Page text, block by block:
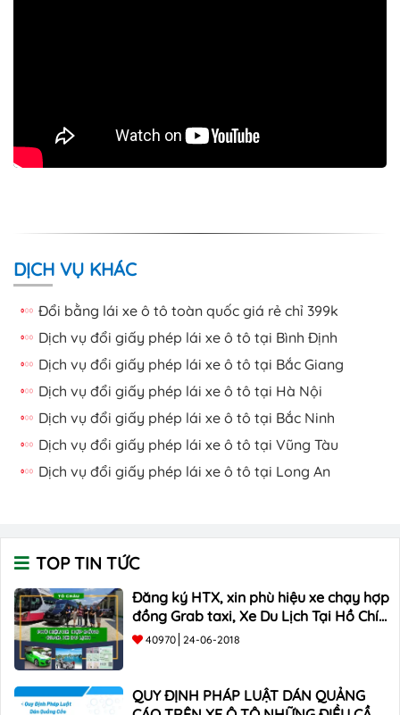
DỊCH VỤ KHÁC
Đổi bằng lái xe ô tô toàn quốc giá rẻ chỉ 399k
Dịch vụ đổi giấy phép lái xe ô tô tại Bình Định
Dịch vụ đổi giấy phép lái xe ô tô tại Bắc Giang
Dịch vụ đổi giấy phép lái xe ô tô tại Hà Nội
Dịch vụ đổi giấy phép lái xe ô tô tại Bắc Ninh
Dịch vụ đổi giấy phép lái xe ô tô tại Vũng Tàu
Dịch vụ đổi giấy phép lái xe ô tô tại Long An
TOP TIN TỨC
Đăng ký HTX, xin phù hiệu xe chạy hợp
đồng Grab taxi, Xe Du Lịch Tại Hồ Chí
Minh Giá Rẻ
40970 24-06-2018
QUY ĐỊNH PHÁP LUẬT DÁN QUẢNG